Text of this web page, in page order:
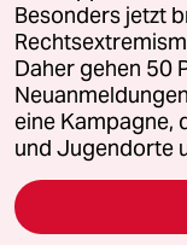
Feedback
Leitlinie Informant
Seitenwende
Besonders jetzt
Daher gehen 50
eine Kampagne,
und Jugendorte